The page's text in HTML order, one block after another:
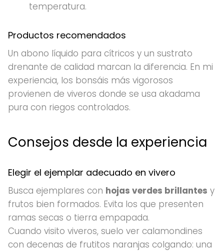
temperatura.
Productos recomendados
Un abono líquido para cítricos y un sustrato
drenante de calidad marcan la diferencia. En mi
experiencia, los bonsáis más vigorosos
provienen de viveros donde se usa akadama
pura con riegos controlados.
Consejos desde la experiencia
Elegir el ejemplar adecuado en vivero
Busca ejemplares con hojas verdes brillantes y
frutos bien formados. Evita los que presenten
ramas secas o tierra empapada.
Cuando visito viveros, suelo ver calamondines
con decenas de frutitos naranjas colgando: una